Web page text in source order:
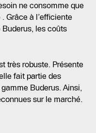
ne consomme que
Grâce à l’efficiente
les coûts
très robuste. Présente
fait partie des
Buderus. Ainsi,
sur le marché.